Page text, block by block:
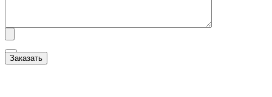
Я ознакомлен(а) с